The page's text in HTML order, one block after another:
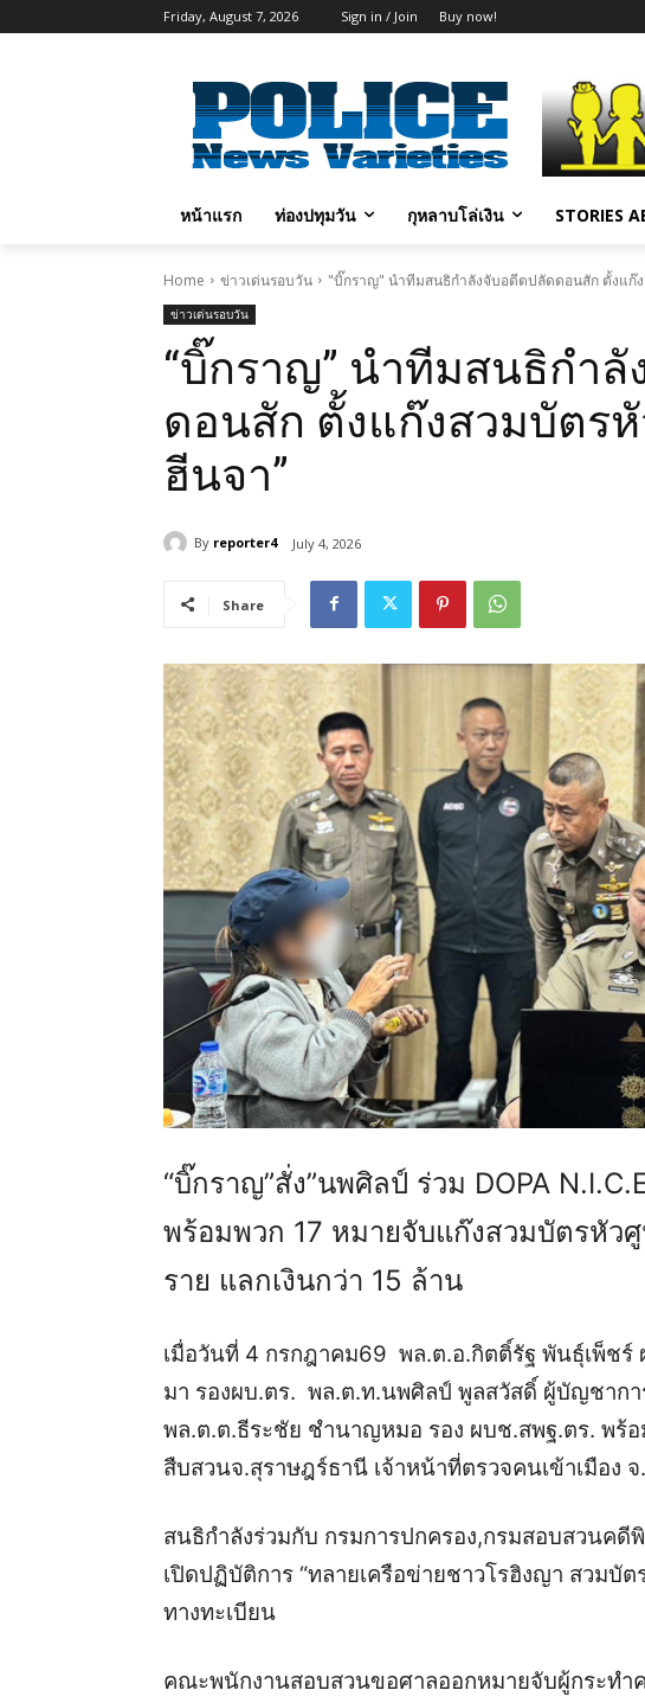
Friday, August 7, 2026 Sign in / Join Buy now!
หน้าแรก ท่องปทุมวัน กุหลาบโล่เงิน STORIES
Home ข่าวเด่นรอบวัน "บิ๊กราญ" นำทีมสนธิกำลังจับอดีตปลัดดอนสัก ตั้งแก๊
ข่าวเด่นรอบวัน
“บิ๊กราญ” นำทีมสนธิกำ
ดอนสัก ตั้งแก๊งสวมบัตร
ฮีนจา”
By reporter4 July 4, 2026
Share
“บิ๊กราญ”สั่ง”นพศิลป์ ร่วม DOPA
พร้อมพวก 17 หมายจับแก๊งสวมบัตรหัว
ราย แลกเงินกว่า 15 ล้าน
เมื่อวันที่ 4 กรกฎาคม69 พล.ต.อ.กิตติ์รัฐ พันธุ์เพ็ชร์
มา รองผบ.ตร. พล.ต.ท.นพศิลป์ พูลสวัสดิ์ ผู้บัญชากา
พล.ต.ต.ธีระชัย ชำนาญหมอ รอง ผบช.สพฐ.ตร. พร้
สืบสวนจ.สุราษฎร์ธานี เจ้าหน้าที่ตรวจคนเข้าเมือง
สนธิกำลังร่วมกับ กรมการปกครอง,กรมสอบสวนคดี
เปิดปฏิบัติการ “ทลายเครือข่ายชาวโรฮิงญา สวมบั
ทางทะเบียน
คณะพนักงานสอบสวนขอศาลออกหมายจับผู้กระทำ